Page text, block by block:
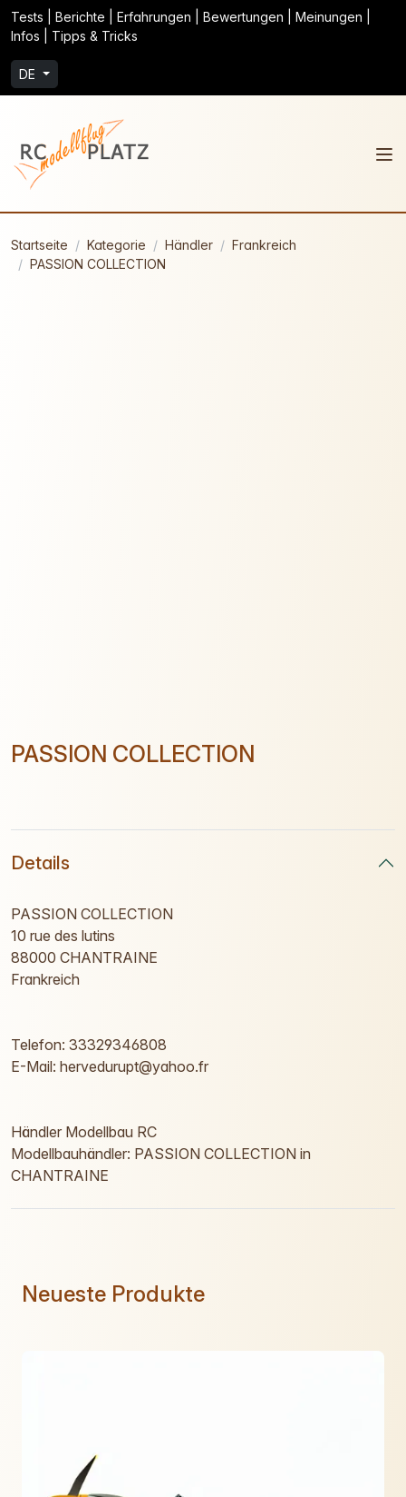
Tests | Berichte | Erfahrungen | Bewertungen | Meinungen |
Infos | Tipps & Tricks
DE
Startseite Kategorie Händler
Frankreich
PASSION COLLECTION
PASSION COLLECTION
Details
PASSION COLLECTION
10 rue des lutins
88000 CHANTRAINE
Frankreich
Telefon: 33329346808
E-Mail: hervedurupt@yahoo.fr
Händler Modellbau RC
Modellbauhändler: PASSION COLLECTION in
CHANTRAINE
Neueste Produkte